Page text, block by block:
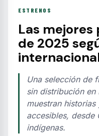
ESTRENOS
Las
de 2025
Una selección de
sin distribución en
muestran
accesibles, desde
indígenas.